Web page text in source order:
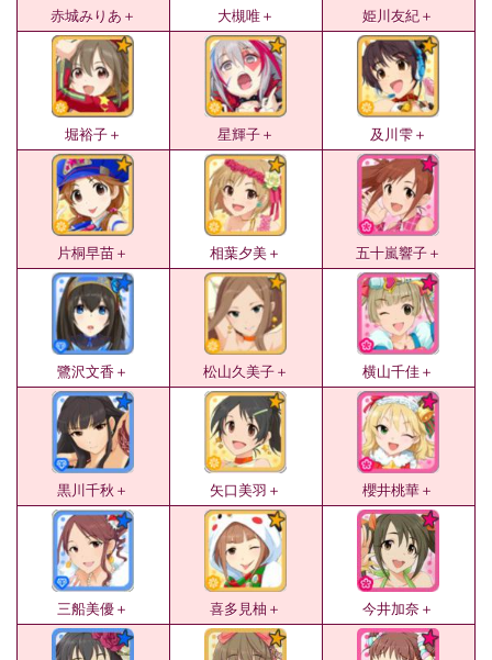
赤城みりあ＋ 大槻唯＋ 姫川友紀＋
堀裕子＋ 星輝子＋ 及川雫＋
片桐早苗＋ 相葉夕美＋ 五十嵐響子＋
鷺沢文香＋ 松山久美子＋ 横山千佳＋
黒川千秋＋ 矢口美羽＋ 櫻井桃華＋
三船美優＋ 喜多見柚＋ 今井加奈＋